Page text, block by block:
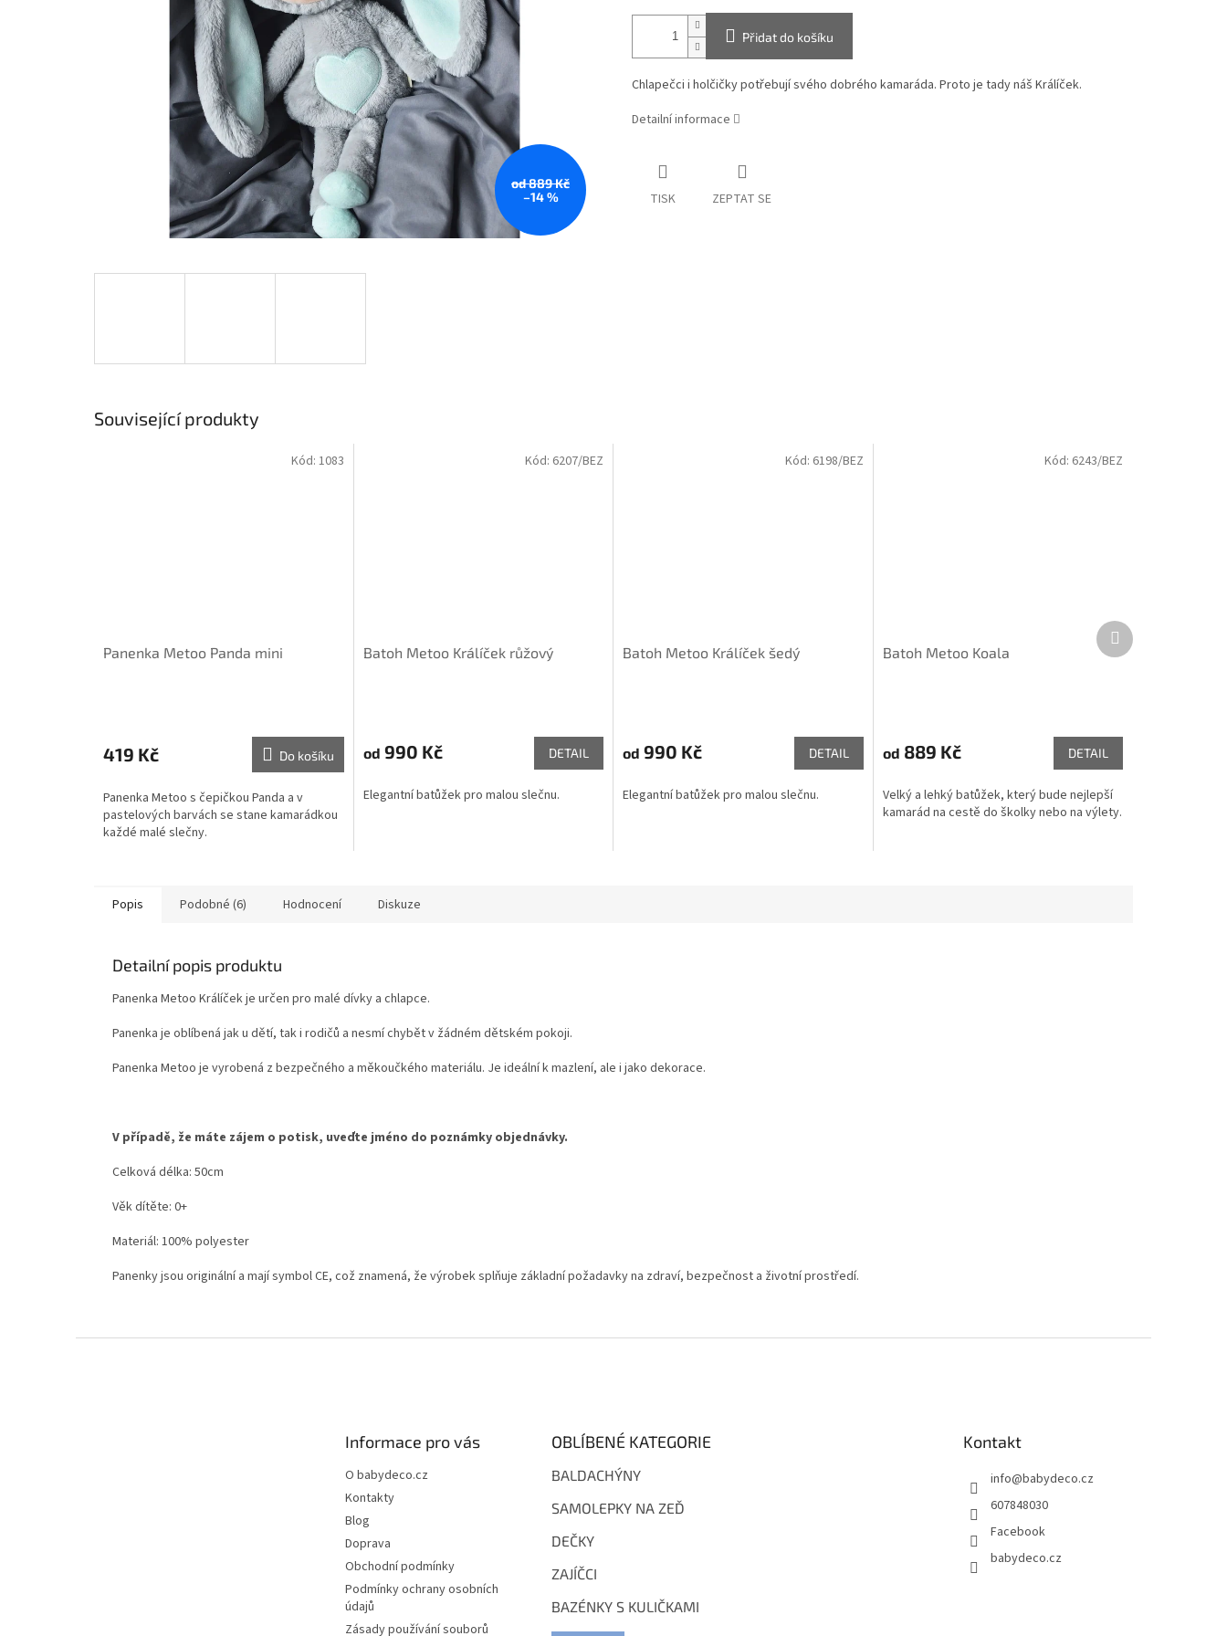
od 889 Kč
–14 %
Přidat do košíku
Chlapečci i holčičky potřebují svého dobrého kamaráda. Proto je tady náš Králíček.
Detailní informace
TISK ZEPTAT SE
Související produkty
Panenka Metoo Panda mini
419 Kč Do košíku
Panenka Metoo s čepičkou Panda a v
pastelových barvách se stane kamarádkou
každé malé slečny.
Kód: 1083
Batoh Metoo Králíček růžový
od 990 Kč DETAIL
Elegantní batůžek pro malou slečnu.
Kód: 6207/BEZ
Batoh Metoo Králíček šedý
od 990 Kč DETAIL
Elegantní batůžek pro malou slečnu.
Kód: 6198/BEZ
Batoh Metoo Koala
od 889 Kč DETAIL
Velký a lehký batůžek, který bude nejlepší
kamarád na cestě do školky nebo na výlety.
Kód: 6243/BEZ
Další
produkt
Popis Podobné (6) Hodnocení Diskuze
Detailní popis produktu
Panenka Metoo Králíček je určen pro malé dívky a chlapce.
Panenka je oblíbená jak u dětí, tak i rodičů a nesmí chybět v žádném dětském pokoji.
Panenka Metoo je vyrobená z bezpečného a měkoučkého materiálu. Je ideální k mazlení, ale i jako dekorace.
V případě, že máte zájem o potisk, uveďte jméno do poznámky objednávky.
Celková délka: 50cm
Věk dítěte: 0+
Materiál: 100% polyester
Panenky jsou originální a mají symbol CE, což znamená, že výrobek splňuje základní požadavky na zdraví, bezpečnost a životní prostředí.
Informace pro vás
O babydeco.cz
Kontakty
Blog
Doprava
Obchodní podmínky
Podmínky ochrany osobních
údajů
Zásady používání souborů
OBLÍBENÉ KATEGORIE
BALDACHÝNY
SAMOLEPKY NA ZEĎ
DEČKY
ZAJÍČCI
BAZÉNKY S KULIČKAMI
Kontakt
info@babydeco.cz
607848030
Facebook
babydeco.cz